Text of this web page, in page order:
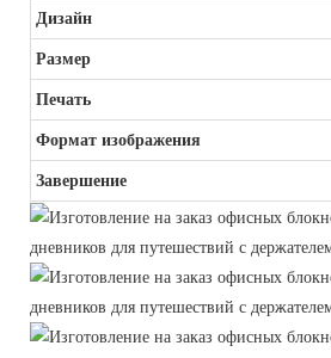
Дизайн
Размер
Печать
Формат изображения
Завершение